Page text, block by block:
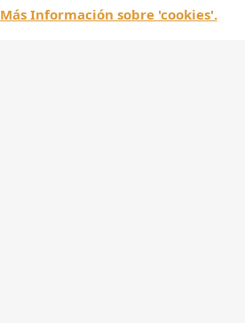
Más Información sobre 'cookies'.